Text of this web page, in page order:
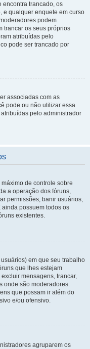
encontra trancado, os
e qualquer enquete em curso
podem
trancar os seus próprios
atribuídas pelo
pode ser trancado por
associadas com as
pode ou não utilizar essa
pelo administrador
de controle sobre
a operação dos fóruns,
permissões, banir usuários,
possuem todos os
existentes.
em que seu trabalho
que lhes estejam
mensagens, trancar,
onde são moderadores.
que possam ir além do
e/ou ofensivo.
agruparem os